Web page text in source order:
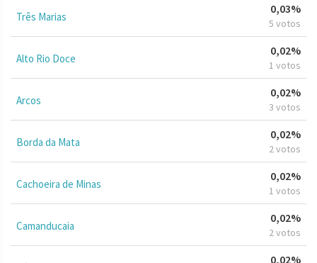
Três Marias
0,03%
5 votos
Alto Rio Doce
0,02%
1 votos
Arcos
0,02%
3 votos
Borda da Mata
0,02%
2 votos
Cachoeira de Minas
0,02%
1 votos
Camanducaia
0,02%
2 votos
0,02%